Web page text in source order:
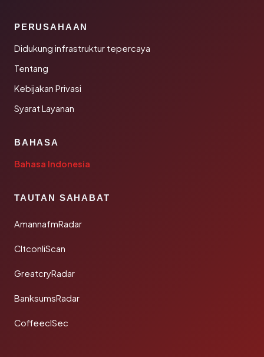
PERUSAHAAN
Didukung infrastruktur tepercaya
Tentang
Kebijakan Privasi
Syarat Layanan
BAHASA
Bahasa Indonesia
TAUTAN SAHABAT
AmannafmRadar
CltconliScan
GreatcryRadar
BanksumsRadar
CoffeeclSec